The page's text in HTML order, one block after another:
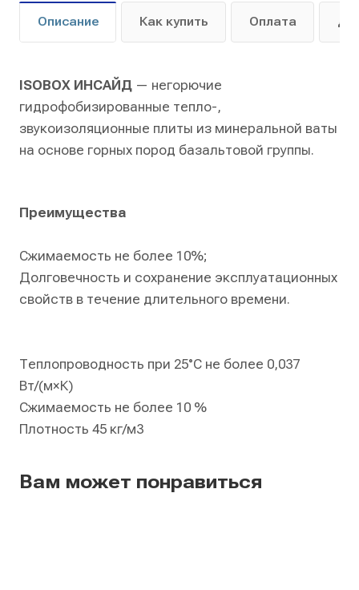
Описание Как купить Оплата
ISOBOX ИНСАЙД — негорючие
гидрофобизированные тепло-,
звукоизоляционные плиты из минеральной ваты
на основе горных пород базальтовой группы.
Преимущества
Сжимаемость не более 10%;
Долговечность и сохранение эксплуатационных
свойств в течение длительного времени.
Теплопроводность при 25°С не более 0,037
Вт/(м×К)
Сжимаемость не более 10 %
Плотность 45 кг/м3
Вам может понравиться